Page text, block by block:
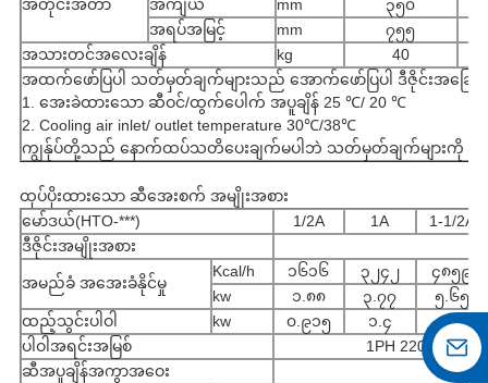
အတိုင်းအတာ
အကျယ်
mm
၃၅၀
အရပ်အမြင့်
mm
၇၅၅
အသားတင်အလေးချိန်
kg
40
အထက်ဖော်ပြပါ သတ်မှတ်ချက်များသည် အောက်ဖော်ပြပါ ဒီဇိုင်းအခြေအ
1. အေးခဲထားသော ဆီဝင်/ထွက်ပေါက် အပူချိန် 25 ℃/ 20 ℃
2. Cooling air inlet/ outlet temperature 30℃/38℃
ကျွန်ုပ်တို့သည် နောက်ထပ်သတိပေးချက်မပါဘဲ သတ်မှတ်ချက်များကို ပ
ထုပ်ပိုးထားသော ဆီအေးစက် အမျိုးအစား
မော်ဒယ်(HTO-***)
1/2A 1A
1-1/2A
ဒီဇိုင်းအမျိုးအစား
အမည်ခံ အအေးခံနိုင်မှု
Kcal/h ၁၆၁၆ ၃၂၄၂
၄၈၅၉
kw
၁.၈၈ ၃.၇၇
၅.၆၅
ထည့်သွင်းပါဝါ
kw ၀.၉၁၅ ၁.၄
၂.၂၅
ပါဝါအရင်းအမြစ်
1PH 220V 50HZ
ဆီအပူချိန်အကွာအဝေး